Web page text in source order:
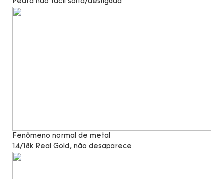
Pedra não fácil solta/desligada
Fenômeno normal de metal
14/18k Real Gold, não desaparece